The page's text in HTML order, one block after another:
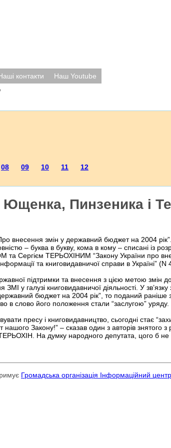
контакти Наш Youtube
08 09 10 11 12
Пинзеника і
внесення змін у державний бюджет на 2004
– буква в букву, кома в кому – списані із
Сергієм ТЕРЬОХІНИМ “Закону України про
та книговидавничої справи в Україні” (N
підтримки та внесення з цією метою змін
у галузі книговидавничої діяльності. У
бюджет на 2004 рік”, то поданий
в слово його положення стали “заслугою” уряду.
пресу і книговидавництво, сьогодні стає
Закону!” – сказав один з авторів знятого з
ТЕРЬОХІН. На думку народного депутата, цого б
Громадська організація Інформаційний